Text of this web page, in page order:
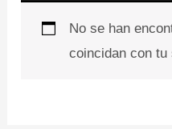
No se han
coincidan con tu